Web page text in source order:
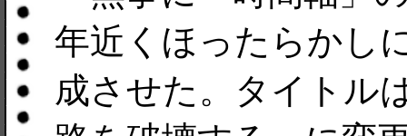
年近くほったらかし
成させた。タイトル